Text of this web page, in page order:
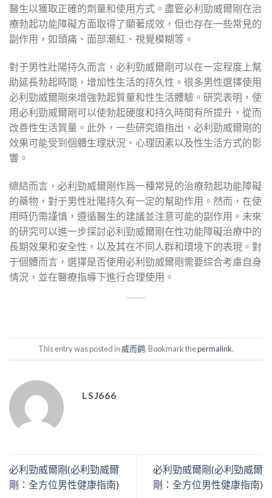
醫生以獲取正確的劑量和使用方式。盡管必利勁威爾剛在治
療勃起功能障礙方面取得了顯著成效，但也存在一些常見的
副作用，如頭痛、面部潮紅、視覺模糊等。
對于男性壯陽持久而言，必利勁威爾剛可以在一定程度上幫
助延長勃起時間，增加性生活的持久性。很多男性選擇使用
必利勁威爾剛來增強勃起質量和性生活體驗。研究表明，使
用必利勁威爾剛可以使勃起硬度和持久時間有所提升，從而
改善性生活質量。此外，一些研究還指出，必利勁威爾剛的
效果可能受到個體生理狀況、心理因素以及性生活方式的影
響。
總結而言，必利勁威爾剛作爲一種常見的治療勃起功能障礙
的藥物，對于男性壯陽持久有一定的幫助作用。然而，在使
用時仍需謹慎，遵循醫生的建議並注意可能的副作用。未來
的研究可以進一步探討必利勁威爾剛在性功能障礙治療中的
長期效果和安全性，以及其在不同人群和環境下的表現。對
于個體而言，選擇是否使用必利勁威爾剛需要綜合考慮自身
情況，並在醫療指導下進行合理使用。
This entry was posted in 威而鋼. Bookmark thepermalink.
LSJ666
必利勁威爾剛(必利勁威爾
剛：全方位男性健康指南)
必利勁威爾剛(必利勁威爾
剛：全方位男性健康指南)